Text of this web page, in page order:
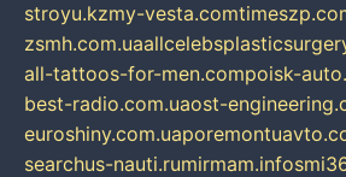
stroyu.kzmy-vesta.com
zsmh.com.ua
all-tattoos-for-men.compoisk-
best-radio.com.uaost-
euroshiny.com.ua
searchus-nauti.rumirmam.info